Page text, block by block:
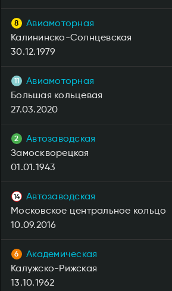
Авиамоторная
Калининско-Солнцевская
30.12.1979
Авиамоторная
Большая кольцевая
27.03.2020
Автозаводская
Замоскворецкая
01.01.1943
Автозаводская
Московское центральное кольцо
10.09.2016
Академическая
Калужско-Рижская
13.10.1962